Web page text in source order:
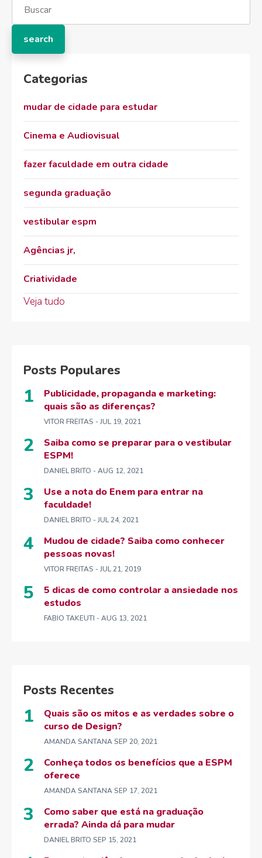
Categorias
mudar de cidade para estudar
Cinema e Audiovisual
fazer faculdade em outra cidade
segunda graduação
vestibular espm
Agências jr,
Criatividade
Veja tudo
Posts Populares
Publicidade, propaganda e marketing:
quais são as diferenças?
VITOR FREITAS - JUL 19, 2021
Saiba como se preparar para o vestibular
ESPM!
DANIEL BRITO - AUG 12, 2021
Use a nota do Enem para entrar na
faculdade!
DANIEL BRITO - JUL 24, 2021
Mudou de cidade? Saiba como conhecer
pessoas novas!
VITOR FREITAS - JUL 21, 2019
5 dicas de como controlar a ansiedade nos
estudos
FABIO TAKEUTI - AUG 13, 2021
Posts Recentes
Quais são os mitos e as verdades sobre o
curso de Design?
AMANDA SANTANASEP 20, 2021
Conheça todos os benefícios que a ESPM
oferece
AMANDA SANTANASEP 17, 2021
Como saber que está na graduação
errada? Ainda dá para mudar
DANIEL BRITO SEP 15, 2021